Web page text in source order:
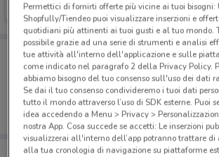
Porta DoveConviene sempre con te!
Puoi trovare le migliori offerte dei
salvarle e creare la tua lista del
dal tuo cellulare.
SCARICA
Permettici di fornirti offerte più vicine ai tuoi bisogni:
Shopfully/Tiendeo puoi visualizzare inserzioni e
quotidiani più attinenti ai tuoi gusti e al tuo mondo.
possibile grazie ad una serie di strumenti e analisi
tue attività all'interno dell'applicazione e sulle
come indicato nel paragrafo 2 della Privacy Policy.
abbiamo bisogno del tuo consenso sull'uso dei dati
Se dai il tuo consenso condivideremo i tuoi dati
tutto il mondo attraverso l’uso di SDK esterne. Puoi
idea accedendo a Menu > Privacy >
nostra App. Cosa succede se accetti: Le inserzioni
visualizzerai all'interno dell’app potranno trattare
alla tua cronologia di navigazione su piattaforme